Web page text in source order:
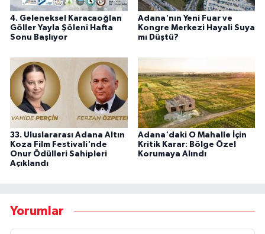
4. Geleneksel Karacaoğlan
Göller Yayla Şöleni Hafta
Sonu Başlıyor
Adana'nın Yeni Fuar ve
Kongre Merkezi Hayali Suya
mı Düştü?
33. Uluslararası Adana Altın
Koza Film Festivali'nde
Onur Ödülleri Sahipleri
Açıklandı
Adana'daki O Mahalle İçin
Kritik Karar: Bölge Özel
Korumaya Alındı
Yorumlar